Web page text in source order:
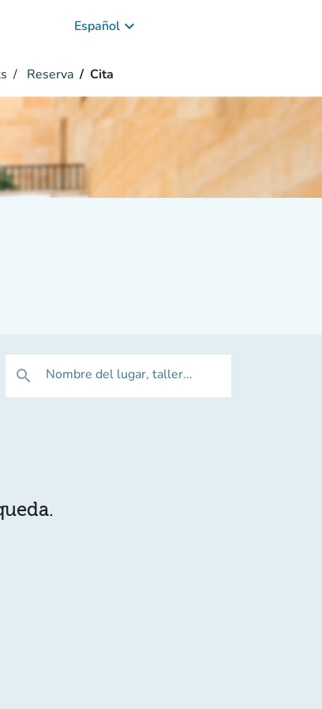
Español keyboard_arrow_down
Reserva Cita
search Nombre del lugar, taller...